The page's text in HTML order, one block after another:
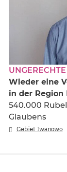
Wieder eine
in der Region
540.000
Glaubens
Gebiet Iwanowo